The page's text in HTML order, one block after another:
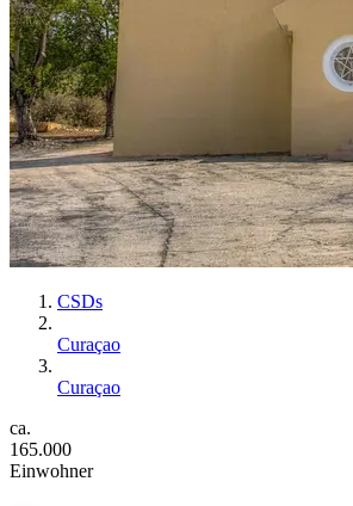
CSDs
Curaçao
Curaçao
ca.
165.000
Einwohner